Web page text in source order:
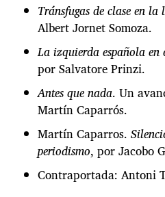
Tránsfugas de clase en
Albert Jornet Somoza.
La izquierda española
por Salvatore Prinzi.
Antes que nada. Un
Martín Caparrós.
Martín Caparros.
periodismo, por Jacobo
Contraportada: Antoni